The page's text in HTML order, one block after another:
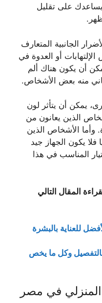
يساعدك على تقليل
الجانبية المتعارف
أو العدوة في
أن يكون هناك ألم
منه بعض الأشخاص.
يمكن أن يتأثر لون
الذين يعانون من
وأما الأشخاص الذين
فلا يكون الجهاز جيد
المناسب في هذا
المقال التالي
للعناية بالبشرة
بالتفصيل وكل ما يخص
المنزلي في مصر